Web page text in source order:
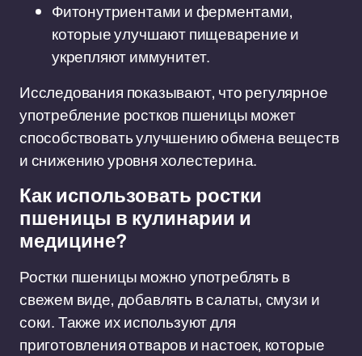
Фитонутриентами и ферментами,
которые улучшают пищеварение и
укрепляют иммунитет.
Исследования показывают, что регулярное
употребление ростков пшеницы может
способствовать улучшению обмена веществ
и снижению уровня холестерина.
Как использовать ростки
пшеницы в кулинарии и
медицине?
Ростки пшеницы можно употреблять в
свежем виде, добавлять в салаты, смузи и
соки. Также их используют для
приготовления отваров и настоек, которые